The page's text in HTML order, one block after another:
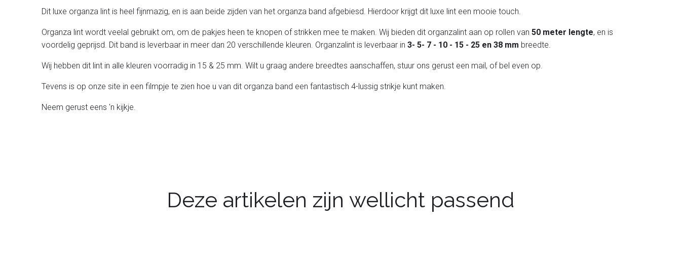
Dit luxe organza lint is heel fijnmazig, en is aan beide zijden van het organza band afgebiesd. Hierdoor krijgt dit luxe lint een mooie touch.
Organza lint wordt veelal gebruikt om, om de pakjes heen te knopen of strikken mee te maken. Wij bieden dit organzalint aan op rollen van 50 meter lengte, en is
voordelig geprijsd. Dit band is leverbaar in meer dan 20 verschillende kleuren. Organzalint is leverbaar in 3- 5- 7 - 10 - 15 - 25 en 38 mm breedte.
Wij hebben dit lint in alle kleuren voorradig in 15 & 25 mm. Wilt u graag andere breedtes aanschaffen, stuur ons gerust een mail, of bel even op.
Tevens is op onze site in een filmpje te zien hoe u van dit organza band een fantastisch 4-lussig strikje kunt maken.
Neem gerust eens 'n kijkje.
Deze artikelen zijn wellicht passend